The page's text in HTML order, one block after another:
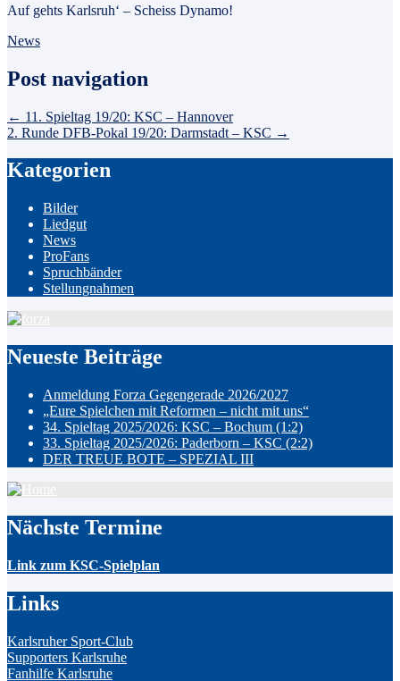
Auf gehts Karlsruh‘ – Scheiss Dynamo!
News
Post navigation
← 11. Spieltag 19/20: KSC – Hannover
2. Runde DFB-Pokal 19/20: Darmstadt – KSC →
Kategorien
Bilder
Liedgut
News
ProFans
Spruchbänder
Stellungnahmen
Neueste Beiträge
Anmeldung Forza Gegengerade 2026/2027
„Eure Spielchen mit Reformen – nicht mit uns“
34. Spieltag 2025/2026: KSC – Bochum (1:2)
33. Spieltag 2025/2026: Paderborn – KSC (2:2)
DER TREUE BOTE – SPEZIAL III
Nächste Termine
Link zum KSC-Spielplan
Links
Karlsruher Sport-Club
Supporters Karlsruhe
Fanhilfe Karlsruhe